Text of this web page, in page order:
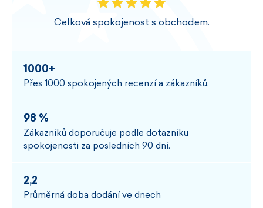
Celková spokojenost s obchodem.
1000+
Přes 1000 spokojených recenzí a zákazníků.
98 %
Zákazníků doporučuje podle dotazníku
spokojenosti za posledních 90 dní.
2,2
Průměrná doba dodání ve dnech